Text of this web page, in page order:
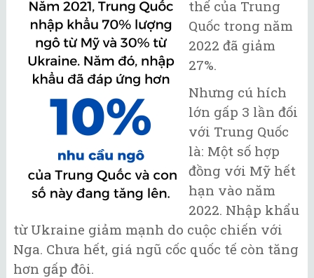
thể của Trung
Quốc trong năm
2022 đã giảm
27%.
Nhưng cú hích
lớn gấp 3 lần đối
với Trung Quốc
là: Một số hợp
đồng với Mỹ hết
hạn vào năm
2022. Nhập khẩu
từ Ukraine giảm mạnh do cuộc chiến với
Nga. Chưa hết, giá ngũ cốc quốc tế còn tăng
hơn gấp đôi.